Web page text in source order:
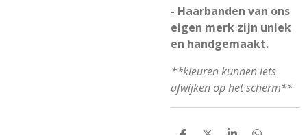
- Haarbanden van ons
eigen merk zijn uniek
en handgemaakt.
**kleuren kunnen iets
afwijken op het scherm**